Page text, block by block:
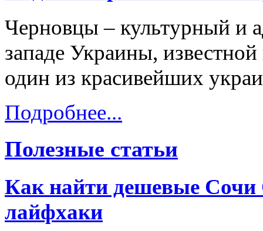
Черновцы – культурный и
западе Украины,
один из красивейших
Подробнее...
Полезные статьи
Как найти дешевые
лайфхаки